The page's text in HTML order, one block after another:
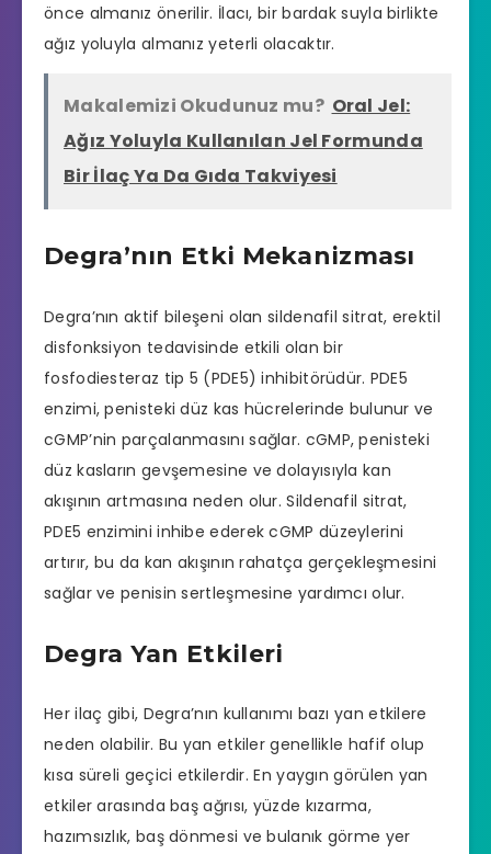
önce almanız önerilir. İlacı, bir bardak suyla birlikte
ağız yoluyla almanız yeterli olacaktır.
Makalemizi Okudunuz mu? Oral Jel:
Ağız Yoluyla Kullanılan Jel Formunda
Bir İlaç Ya Da Gıda Takviyesi
Degra’nın Etki Mekanizması
Degra’nın aktif bileşeni olan sildenafil sitrat, erektil
disfonksiyon tedavisinde etkili olan bir
fosfodiesteraz tip 5 (PDE5) inhibitörüdür. PDE5
enzimi, penisteki düz kas hücrelerinde bulunur ve
cGMP’nin parçalanmasını sağlar. cGMP, penisteki
düz kasların gevşemesine ve dolayısıyla kan
akışının artmasına neden olur. Sildenafil sitrat,
PDE5 enzimini inhibe ederek cGMP düzeylerini
artırır, bu da kan akışının rahatça gerçekleşmesini
sağlar ve penisin sertleşmesine yardımcı olur.
Degra Yan Etkileri
Her ilaç gibi, Degra’nın kullanımı bazı yan etkilere
neden olabilir. Bu yan etkiler genellikle hafif olup
kısa süreli geçici etkilerdir. En yaygın görülen yan
etkiler arasında baş ağrısı, yüzde kızarma,
hazımsızlık, baş dönmesi ve bulanık görme yer